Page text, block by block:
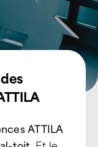
ATTILA